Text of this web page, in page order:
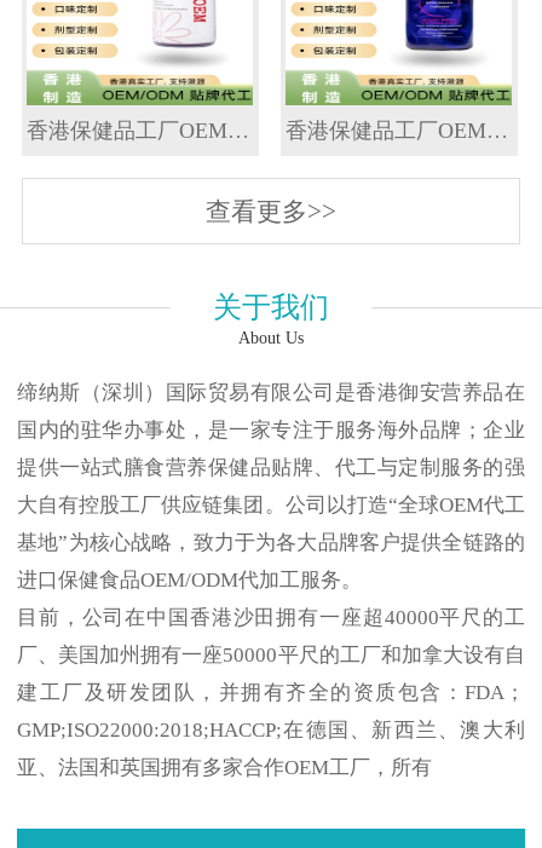
香港保健品工厂OEM麦角硫因PQQ代工贴牌 香港保健品工厂OEM AKK益生菌代工贴牌
查看更多>>
关于我们
About Us
缔纳斯（深圳）国际贸易有限公司是香港御安营养品在
国内的驻华办事处，是一家专注于服务海外品牌；企业
提供一站式膳食营养保健品贴牌、代工与定制服务的强
大自有控股工厂供应链集团。公司以打造“全球OEM代工
基地”为核心战略，致力于为各大品牌客户提供全链路的
进口保健食品OEM/ODM代加工服务。
目前，公司在中国香港沙田拥有一座超40000平尺的工
厂、美国加州拥有一座50000平尺的工厂和加拿大设有自
建工厂及研发团队，并拥有齐全的资质包含：FDA；
GMP;ISO22000:2018;HACCP;在德国、新西兰、澳大利
亚、法国和英国拥有多家合作OEM工厂，所有